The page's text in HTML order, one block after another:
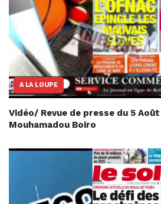
A LA LOUPE
Vidéo/ Revue de presse du 5
Mouhamadou Boiro